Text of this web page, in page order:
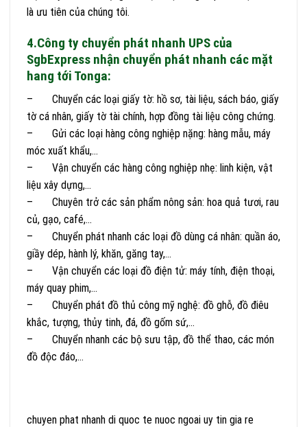
là ưu tiên của chúng tôi.
4.Công ty chuyển phát nhanh UPS của
SgbExpress nhận chuyển phát nhanh các mặt
hang tới Tonga:
– Chuyển các loại giấy tờ: hồ sơ, tài liệu, sách báo, giấy
tờ cá nhân, giấy tờ tài chính, hợp đồng tài liệu công chứng.
– Gửi các loại hàng công nghiệp nặng: hàng mẫu, máy
móc xuất khẩu,…
– Vận chuyển các hàng công nghiệp nhẹ: linh kiện, vật
liệu xây dựng,…
– Chuyên trở các sản phẩm nông sản: hoa quả tươi, rau
củ, gạo, café,…
– Chuyển phát nhanh các loại đồ dùng cá nhân: quần áo,
giầy dép, hành lý, khăn, găng tay,…
– Vận chuyển các loại đồ điện tử: máy tính, điện thoại,
máy quay phim,…
– Chuyển phát đồ thủ công mỹ nghệ: đồ ghỗ, đồ điêu
khắc, tượng, thủy tinh, đá, đồ gốm sứ,…
– Chuyển nhanh các bộ sưu tập, đồ thể thao, các món
đồ độc đáo,…
chuyen phat nhanh di quoc te nuoc ngoai uy tin gia re